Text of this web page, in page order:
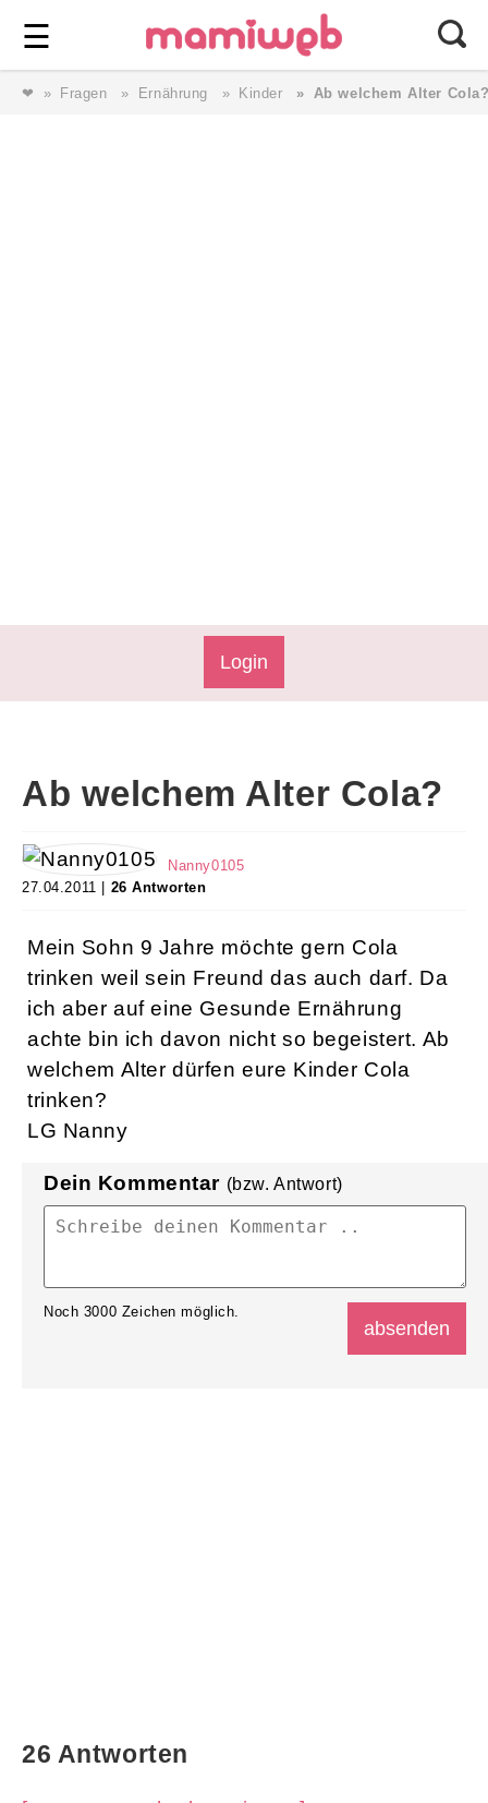
☰ ⎯ Wir lieben Familie ⎯
❤ Fragen Ernährung Kinder Ab welchem Alter
Login
Ab welchem Alter Cola?
Nanny0105
27.04.2011 | 26 Antworten
Mein Sohn 9 Jahre möchte gern Cola
trinken weil sein Freund das auch darf. Da
ich aber auf eine Gesunde Ernährung
achte bin ich davon nicht so begeistert. Ab
welchem Alter dürfen eure Kinder Cola
trinken?
LG Nanny
Dein Kommentar (bzw. Antwort)
Noch 3000 Zeichen möglich.
26 Antworten